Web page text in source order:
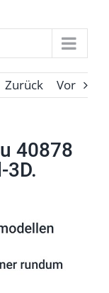
Zurück Vor
40878
3D.